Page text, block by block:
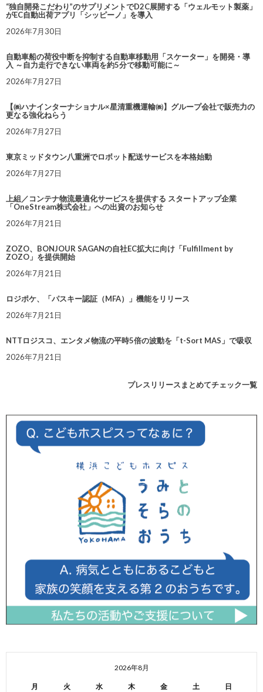
“独自開発こだわり”のサプリメントでD2C展開する「ウェルモット製薬」
がEC自動出荷アプリ「シッピーノ」を導入
2026年7月30日
自動車船の荷役中断を抑制する自動車移動用「スケーター」を開発・導
入 ～自力走行できない車両を約5分で移動可能に～
2026年7月27日
【㈱ハナインターナショナル×星清重機運輸㈱】グループ会社で販売力の
更なる強化ねらう
2026年7月27日
東京ミッドタウン八重洲でロボット配送サービスを本格始動
2026年7月27日
上組／コンテナ物流最適化サービスを提供する スタートアップ企業
「OneStream株式会社」への出資のお知らせ
2026年7月21日
ZOZO、BONJOUR SAGANの自社EC拡大に向け「Fulfillment by
ZOZO」を提供開始
2026年7月21日
ロジポケ、「パスキー認証（MFA）」機能をリリース
2026年7月21日
NTTロジスコ、エンタメ物流の平時5倍の波動を「t-Sort MAS」で吸収
2026年7月21日
プレスリリースまとめてチェック一覧
2026年8月
月 火 水 木 金 土 日